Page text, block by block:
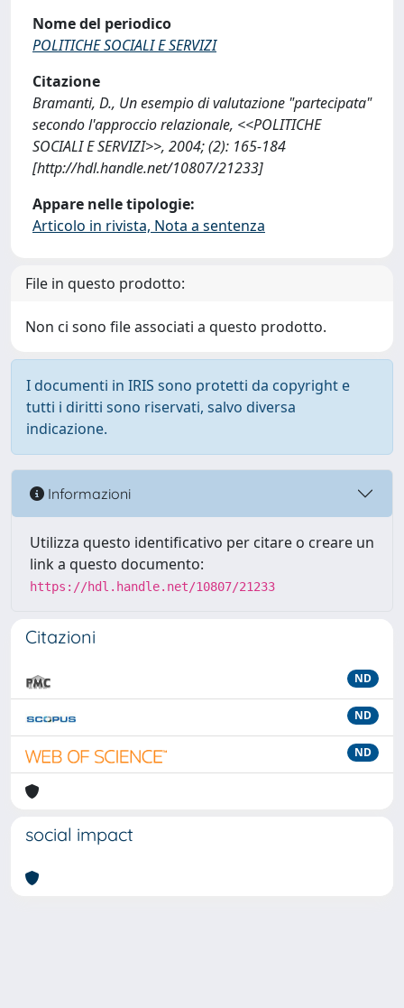
Nome del periodico
POLITICHE SOCIALI E SERVIZI
Citazione
Bramanti, D., Un esempio di valutazione "partecipata"
secondo l'approccio relazionale, <<POLITICHE
SOCIALI E SERVIZI>>, 2004; (2): 165-184
[http://hdl.handle.net/10807/21233]
Appare nelle tipologie:
Articolo in rivista, Nota a sentenza
File in questo prodotto:
Non ci sono file associati a questo prodotto.
I documenti in IRIS sono protetti da copyright e
tutti i diritti sono riservati, salvo diversa
indicazione.
Informazioni
Utilizza questo identificativo per citare o creare un
link a questo documento:
https://hdl.handle.net/10807/21233
Citazioni
ND
ND
ND
social impact